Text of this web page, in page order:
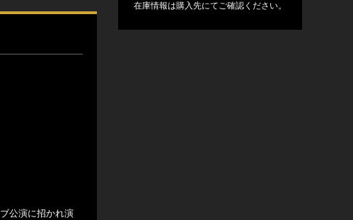
公演に招かれ演
在庫情報は購入先にてご確認ください。